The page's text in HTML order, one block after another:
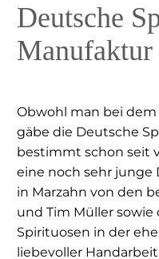
Deutsche
Manufaktur
Obwohl man bei
gäbe die Deutsche
bestimmt schon seit
eine noch sehr junge
in Marzahn von den
und Tim Müller sowie
Spirituosen in der
liebevoller